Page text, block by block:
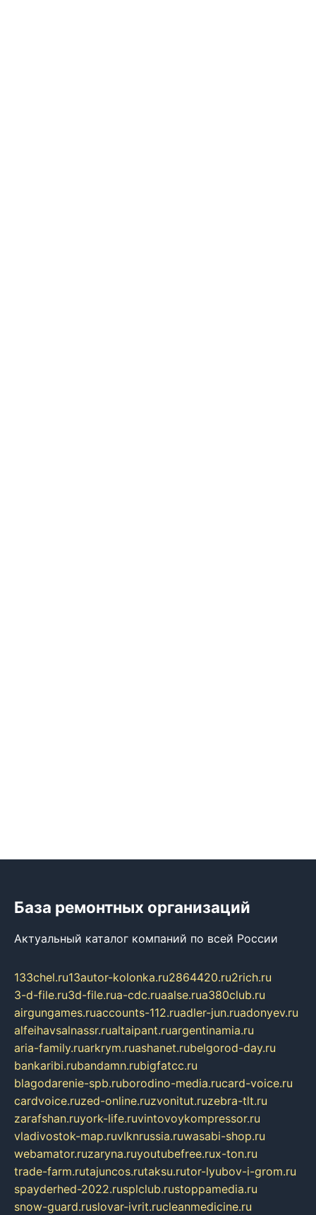
База ремонтных организаций
Актуальный каталог компаний по всей России
133chel.ru13autor-kolonka.ru2864420.ru2rich.ru
3-d-file.ru3d-file.rua-cdc.ruaalse.rua380club.ru
airgungames.ruaccounts-112.ruadler-jun.ruadonyev.ru
alfeihavsalnassr.rualtaipant.ruargentinamia.ru
aria-family.ruarkrym.ruashanet.rubelgorod-day.ru
bankaribi.rubandamn.rubigfatcc.ru
blagodarenie-spb.ruborodino-media.rucard-voice.ru
cardvoice.ruzed-online.ruzvonitut.ruzebra-tlt.ru
zarafshan.ruyork-life.ruvintovoykompressor.ru
vladivostok-map.ruvlknrussia.ruwasabi-shop.ru
webamator.ruzaryna.ruyoutubefree.rux-ton.ru
trade-farm.rutajuncos.rutaksu.rutor-lyubov-i-grom.ru
spayderhed-2022.rusplclub.rustoppamedia.ru
snow-guard.ruslovar-ivrit.rucleanmedicine.ru